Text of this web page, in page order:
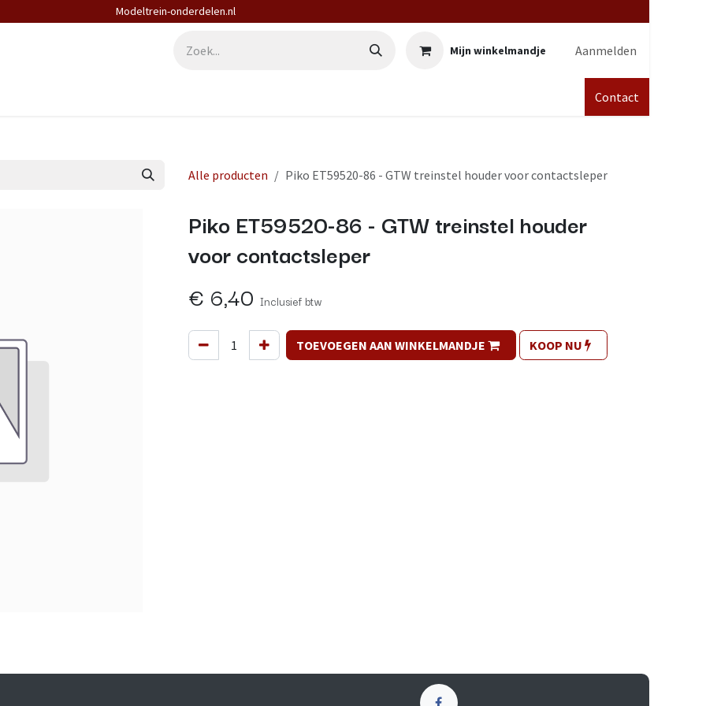
Modeltrein-onderdelen.nl
Mijn winkelmandje Aanmelden
Contact
Alle producten Piko ET59520-86 - GTW treinstel houder voor contactsleper
Piko ET59520-86 - GTW treinstel houder
voor contactsleper
€ 6,40 Inclusief btw
TOEVOEGEN AAN WINKELMANDJE KOOP NU